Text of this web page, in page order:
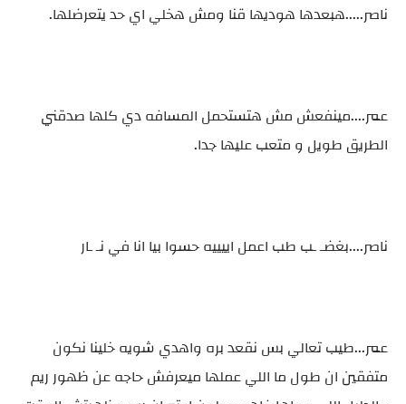
ناصر.....هبعدها هوديها قنا ومش هخلي اي حد يتعرضلها.
عمر....مينفعش مش هتستحمل المسافه دي كلها صدقني
الطريق طويل و متعب عليها جدا.
ناصر....بغضـ ـب طب اعمل اييييه حسوا بيا انا في نـ ـار
عمر...طيب تعالي بس نقعد بره واهدي شويه خلينا نكون
متفقين ان طول ما اللي عملها ميعرفش حاجه عن ظهور ريم